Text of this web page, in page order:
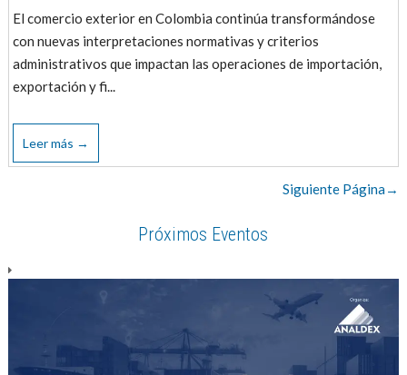
El comercio exterior en Colombia continúa transformándose
con nuevas interpretaciones normativas y criterios
administrativos que impactan las operaciones de importación,
exportación y fi...
Leer más →
Siguiente Página→
Próximos Eventos